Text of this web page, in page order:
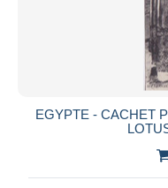
Preis
EGYPTE - CACHET